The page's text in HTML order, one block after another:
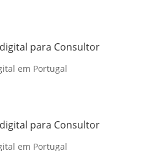
para Consultor
em Portugal
para Consultor
em Portugal